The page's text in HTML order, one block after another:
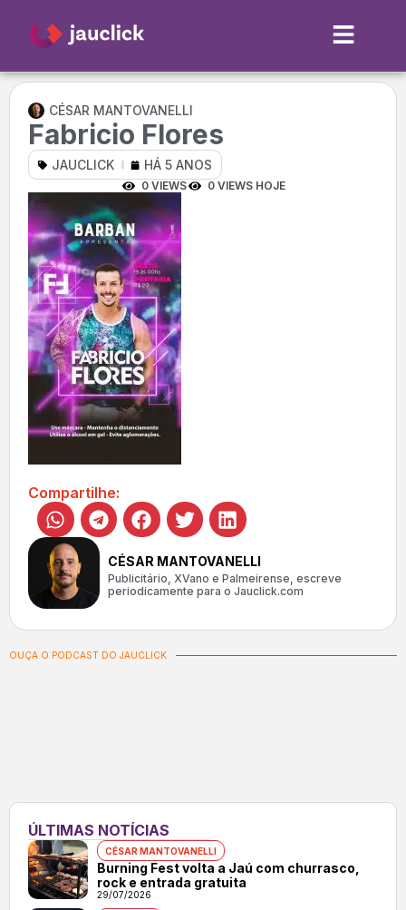
CÉSAR MANTOVANELLI
Fabricio Flores
JAUCLICK HÁ 5 ANOS
0 VIEWS 0 VIEWS HOJE
Compartilhe:
CÉSAR MANTOVANELLI
Publicitário, XVano e Palmeirense, escreve
periodicamente para o Jauclick.com
OUÇA O PODCAST DO JAUCLICK
ÚLTIMAS NOTÍCIAS
CÉSAR MANTOVANELLI
Burning Fest volta a Jaú com churrasco,
rock e entrada gratuita
29/07/2026